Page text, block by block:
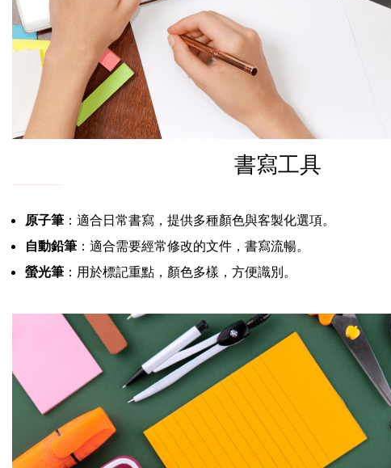
書寫工具
原子筆 ：適合日常書寫，提供多種顏色與客製化選項。
自動鉛筆 ：適合需要經常修改的文件，書寫流暢。
螢光筆 ：用於標記重點，顏色多樣，方便識別。